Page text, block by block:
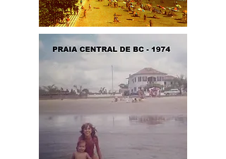
indícios de pagamentos indevidos, fluxos
financeiros atípicos, ocultação patrimonial e
pagamentos de propina. A operação foi
em apoio à 4ª Promotoria de Justiça da Comarca
Gaspar. Na manhã desta terça-feira (28/04)